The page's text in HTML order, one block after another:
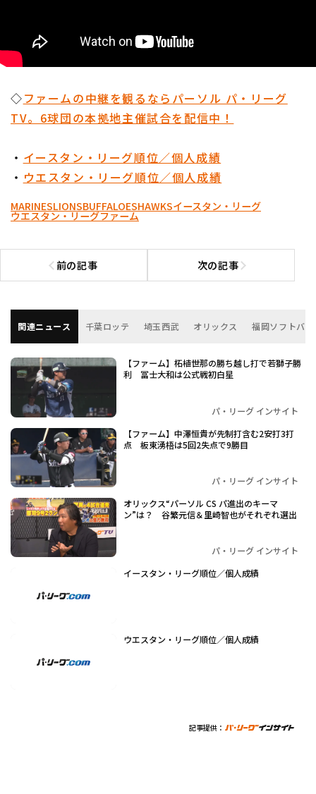
◇ファームの中継を観るならパーソル パ・リーグ
TV。6球団の本拠地主催試合を配信中！
・ イースタン・リーグ順位／個人成績
・ ウエスタン・リーグ順位／個人成績
MARINESLIONSBUFFALOESHAWKSイースタン・リーグ
ウエスタン・リーグファーム
前の記事
前の記事へ 次の記事次の記事へ
関連ニュース 千葉ロッテ 埼玉西武 オリックス 福岡ソフトバ
【ファーム】柘植世那の勝ち越し打で若獅子勝
利 冨士大和は公式戦初白星
パ・リーグ インサイト
【ファーム】中澤恒貴が先制打含む2安打3打
点 板東湧梧は5回2失点で9勝目
パ・リーグ インサイト
オリックス“パーソル CS パ進出のキーマ
ン”は？ 谷繁元信＆里崎智也がそれぞれ選出
パ・リーグ インサイト
イースタン・リーグ順位／個人成績
ウエスタン・リーグ順位／個人成績
記事提供：